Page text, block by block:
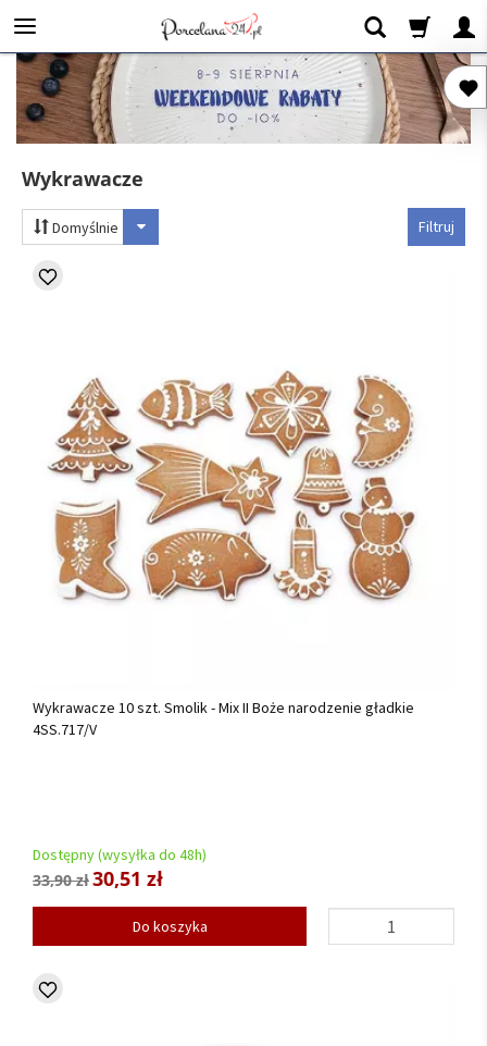
Wykrawacze
Filtruj
Domyślnie
Wykrawacze 10 szt. Smolik - Mix II Boże narodzenie gładkie
4SS.717/V
Dostępny (wysyłka do 48h)
33,90 zł30,51 zł
Do koszyka